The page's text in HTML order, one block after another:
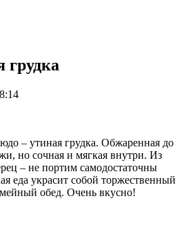
грудка
– утиная грудка. Обжаренная до
но сочная и мягкая внутри. Из
– не портим самодостаточны
еда украсит собой торжественный
обед. Очень вкусно!